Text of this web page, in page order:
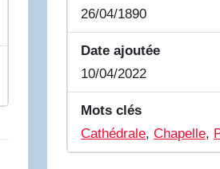
26/04/1890
Date ajoutée
10/04/2022
Mots clés
Cathédrale,Chapelle,